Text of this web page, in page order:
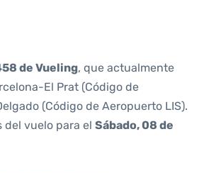
de Vueling, que actualmente
El Prat (Código de
(Código de Aeropuerto LIS).
del vuelo para el Sábado, 08 de